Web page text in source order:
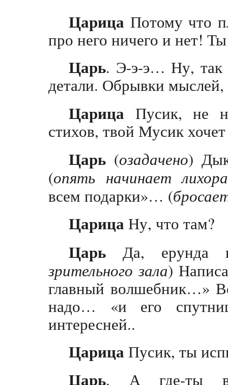
Царица Потому что
про него ничего и нет!
Царь. Э-э-э… Ну, так
детали. Обрывки
Царица Пусик, не
стихов, твой Мусик
Царь (озадачено)
(опять начинает
всем подарки»… (
Царица Ну, что там?
Царь Да, ерунда
зрительного зала)
главный волшебник…»
надо… «и его
интересней..
Царица Пусик, ты
Царь. А где-ты